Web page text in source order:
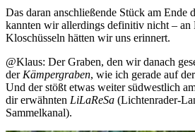
Das daran anschließende Stück am Ende
kannten wir allerdings definitiv nicht – an
Kloschüsseln hätten wir uns erinnert.
@Klaus: Der Graben, den wir danach
der Kämpergraben, wie ich gerade auf
Und der stößt etwas weiter südwestlich
dir erwähnten LiLaReSa (Lichtenrader-
Sammelkanal).